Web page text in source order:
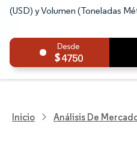
(USD) y Volumen (Toneladas
4750
Inicio Análisis De